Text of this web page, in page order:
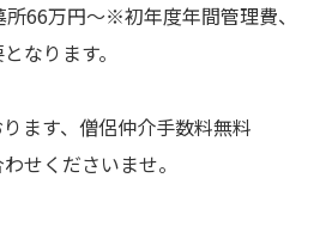
66万円～※初年度年間管理費、
なります。
ます、僧侶仲介手数料無料
せくださいませ。